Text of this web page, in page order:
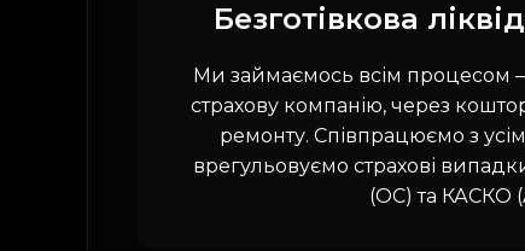
Безготівкова
Ми займаємось всім процесом
страхову компанію, через
ремонту. Співпрацюємо з
врегульовуємо страхові
(OC) та КАСКО